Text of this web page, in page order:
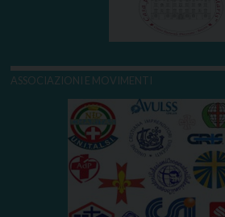
ASSOCIAZIONI E MOVIMENTI